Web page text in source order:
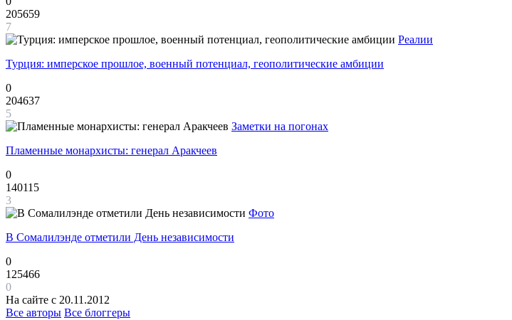
205659
7
Реалии
Турция: имперское прошлое, военный потенциал, геополитические амбиции
0
204637
5
Заметки на погонах
Пламенные монархисты: генерал Аракчеев
0
140115
3
Фото
В Сомалилэнде отметили День независимости
0
125466
0
На сайте с 20.11.2012
Все авторы Все блоггеры